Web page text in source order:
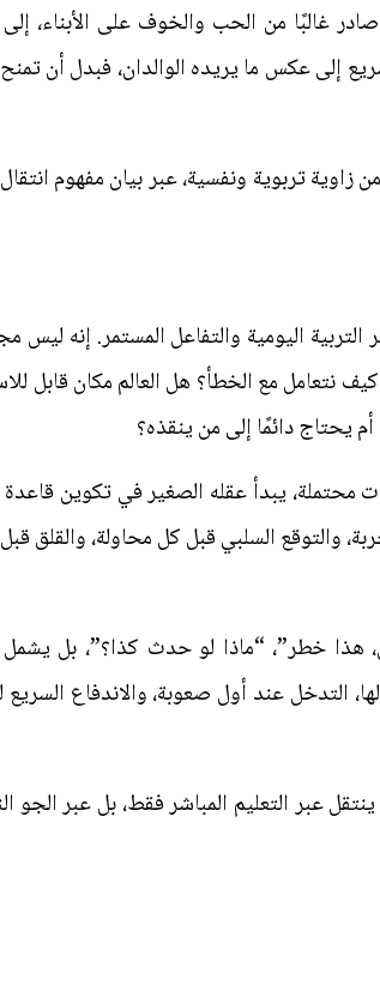
غالبًا من الحب والخوف على الأبناء،
إلى عكس ما يريده الوالدان، فبدل أن
تربوية ونفسية، عبر بيان مفهوم
اليومية والتفاعل المستمر. إنه ليس
نتعامل مع الخطأ؟ هل العالم مكان قابل
يحتاج دائمًا إلى من ينقذه؟
محتملة، يبدأ عقله الصغير في تكوين
والتوقع السلبي قبل كل محاولة، والقلق
هذا خطر”، “ماذا لو حدث كذا؟”، بل يشمل
التدخل عند أول صعوبة، والاندفاع
عبر التعليم المباشر فقط، بل عبر